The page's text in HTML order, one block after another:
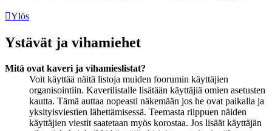
Ylös
Ystävät ja vihamiehet
Mitä ovat kaveri ja vihamieslistat?
Voit käyttää näitä listoja muiden foorumin käyttäjien
organisointiin. Kaverilistalle lisätään käyttäjiä omien asetusten
kautta. Tämä auttaa nopeasti näkemään jos he ovat paikalla ja
yksityisviestien lähettämisessä. Teemasta riippuen näiden
käyttäjien viestit saatetaan myös korostaa. Jos lisäät käyttäjän